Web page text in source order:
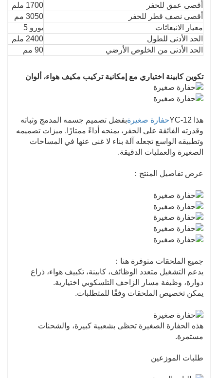
أقصى عمق للحفر
1700 ملم
أقصى نصف قطر للحفر
3050 مم
معيار الانبعاثات
يورو 5
الحد الأدنى للطول
2400 ملم
الحد الأدنى من الخلوص الأرضي
90 مم
تكوين كابينة اختياري مع إمكانية تركيب مكيف هواء، ألوان
هذا YC-12 حفارة صغيرةبفضل تصميم جسمه المدمج وثباته
وقدرته الفائقة على الحفر، يمنحه أداءً ممتازًا. ميزات تصميمه
وتطبيقه الواسع تجعله آلة بناء لا غنى عنها في المساحات
الصغيرة والعمليات الدقيقة.
عرض تفاصيل المنتج：
جميع الملحقات متوفرة هنا：
يدعم التشغيل متعدد الوظائف، كابينة، تكييف هواء، ذراع
دوارة، وظيفة مسار الزاحف التلسكوبي اختيارية.
يمكن تخصيص الملحقات وفقًا للمتطلبات.
هذه الحفارة الصغيرة تحظى بشعبية كبيرة، والشحنات
مستمرة.
طلبات الموزعين